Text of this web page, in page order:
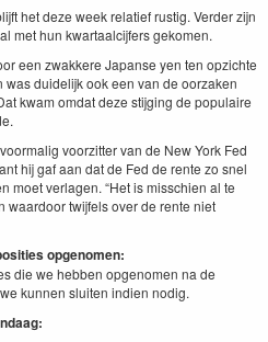
het deze week relatief rustig. Verder zijn
met hun kwartaalcijfers gekomen.
een zwakkere Japanse yen ten opzichte
duidelijk ook een van de oorzaken
kwam omdat deze stijging de populaire
voorzitter van de New York Fed
hij gaf aan dat de Fed de rente zo snel
moet verlagen. “Het is misschien al te
waardoor twijfels over de rente niet
opgenomen:
die we hebben opgenomen na de
kunnen sluiten indien nodig.